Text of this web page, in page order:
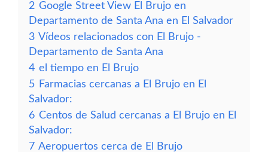
2 Google Street View El Brujo en
Departamento de Santa Ana en El Salvador
3 Vídeos relacionados con El Brujo -
Departamento de Santa Ana
4 el tiempo en El Brujo
5 Farmacias cercanas a El Brujo en El
Salvador:
6 Centos de Salud cercanas a El Brujo en El
Salvador:
7 Aeropuertos cerca de El Brujo